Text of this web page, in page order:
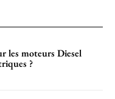
les moteurs Diesel
?